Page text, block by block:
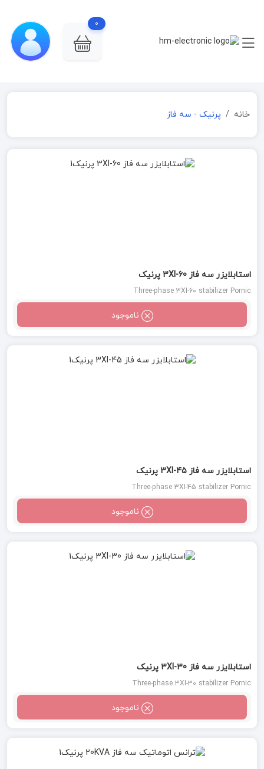
0
خانه پرنیک - سه فاز
استابلایزر سه فاز 3XI-60 پرنیک
Three-phase 3XI-60 stabilizer Pornic
ناموجود
استابلایزر سه فاز 3XI-45 پرنیک
Three-phase 3XI-45 stabilizer Pornic
ناموجود
استابلایزر سه فاز 3XI-30 پرنیک
Three-phase 3XI-30 stabilizer Pornic
ناموجود